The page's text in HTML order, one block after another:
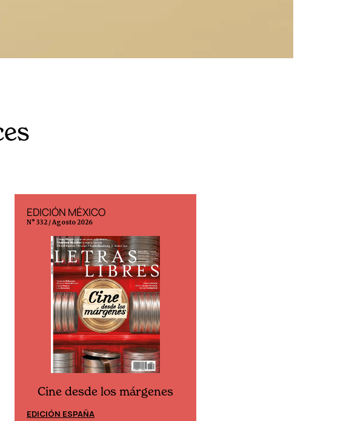
EDICIÓN MÉXICO
N° 332 / Agosto 2026
Cine desde los márgenes
EDICIÓN ESPAÑA